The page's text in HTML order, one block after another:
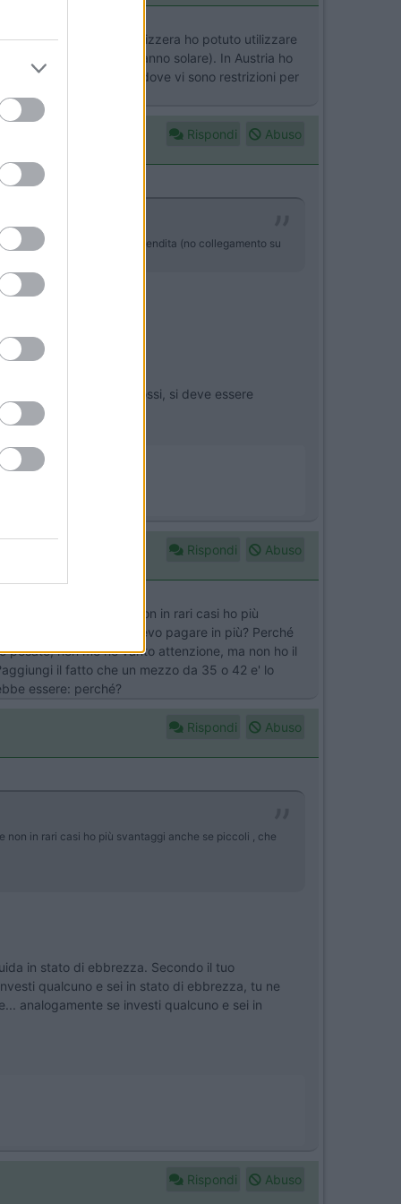
che per la sosta. In Svizzera ho potuto utilizzare
ha durata legata all'anno solare). In Austria ho
per poter circolare dove vi sono restrizioni per
Rispondi Abuso
presso i loro punti vendita (no collegamento su
consumano i mezzi grossi, si deve essere
Rispondi Abuso
e rispettate ma se non in rari casi ho più
ogni anno? Perché devo pagare in più? Perché
non me ne vanto attenzione, ma non ho il
il fatto che un mezzo da 35 o 42 e' lo
essere: perché?
Rispondi Abuso
non in rari casi ho più svantaggi anche se piccoli , che
in stato di ebbrezza. Secondo il tuo
qualcuno e sei in stato di ebbrezza, tu ne
analogamente se investi qualcuno e sei in
Rispondi Abuso